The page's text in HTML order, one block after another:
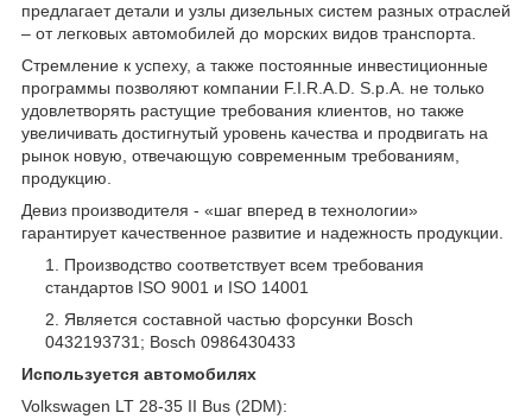
предлагает детали и узлы дизельных систем разных отраслей
– от легковых автомобилей до морских видов транспорта.
Стремление к успеху, а также постоянные инвестиционные
программы позволяют компании F.I.R.A.D. S.p.A. не только
удовлетворять растущие требования клиентов, но также
увеличивать достигнутый уровень качества и продвигать на
рынок новую, отвечающую современным требованиям,
продукцию.
Девиз производителя - «шаг вперед в технологии»
гарантирует качественное развитие и надежность продукции.
Производство соответствует всем требования
стандартов ISO 9001 и ISO 14001
Является составной частью форсунки Bosch
0432193731; Bosch 0986430433
Используется автомобилях
Volkswagen LT 28-35 II Bus (2DM):